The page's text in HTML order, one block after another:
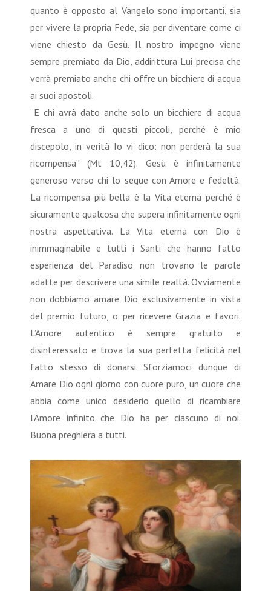
quanto è opposto al Vangelo sono importanti, sia
per vivere la propria Fede, sia per diventare come ci
viene chiesto da Gesù. Il nostro impegno viene
sempre premiato da Dio, addirittura Lui precisa che
verrà premiato anche chi offre un bicchiere di acqua
ai suoi apostoli.
“E chi avrà dato anche solo un bicchiere di acqua
fresca a uno di questi piccoli, perché è mio
discepolo, in verità Io vi dico: non perderà la sua
ricompensa” (Mt 10,42). Gesù è infinitamente
generoso verso chi lo segue con Amore e fedeltà.
La ricompensa più bella è la Vita eterna perché è
sicuramente qualcosa che supera infinitamente ogni
nostra aspettativa. La Vita eterna con Dio è
inimmaginabile e tutti i Santi che hanno fatto
esperienza del Paradiso non trovano le parole
adatte per descrivere una simile realtà. Ovviamente
non dobbiamo amare Dio esclusivamente in vista
del premio futuro, o per ricevere Grazia e favori.
L’Amore autentico è sempre gratuito e
disinteressato e trova la sua perfetta felicità nel
fatto stesso di donarsi. Sforziamoci dunque di
Amare Dio ogni giorno con cuore puro, un cuore che
abbia come unico desiderio quello di ricambiare
l’Amore infinito che Dio ha per ciascuno di noi.
Buona preghiera a tutti.